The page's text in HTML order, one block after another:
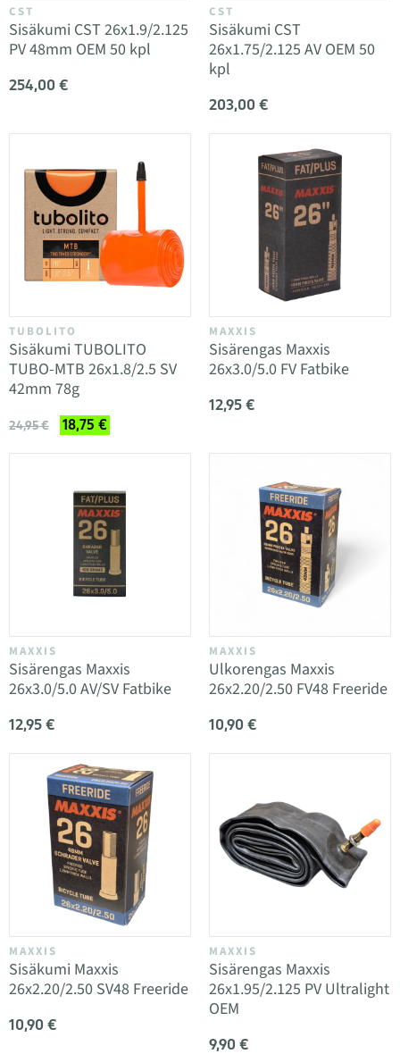
CST
Sisäkumi CST 26x1.9/2.125
PV 48mm OEM 50 kpl
254,00 €
CST
Sisäkumi CST
26x1.75/2.125 AV OEM 50
kpl
203,00 €
TUBOLITO
Sisäkumi TUBOLITO
TUBO-MTB 26x1.8/2.5 SV
42mm 78g
24,95 € 18,75 €
MAXXIS
Sisärengas Maxxis
26x3.0/5.0 FV Fatbike
12,95 €
MAXXIS
Sisärengas Maxxis
26x3.0/5.0 AV/SV Fatbike
12,95 €
MAXXIS
Ulkorengas Maxxis
26x2.20/2.50 FV48 Freeride
10,90 €
MAXXIS
Sisäkumi Maxxis
26x2.20/2.50 SV48 Freeride
10,90 €
MAXXIS
Sisärengas Maxxis
26x1.95/2.125 PV Ultralight
OEM
9,90 €